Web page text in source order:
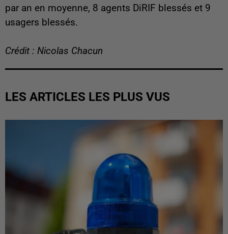
par an en moyenne, 8 agents DiRIF blessés et 9
usagers blessés.
Crédit : Nicolas Chacun
LES ARTICLES LES PLUS VUS